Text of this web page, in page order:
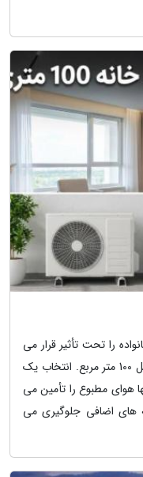
را تحت تأثیر قرار می
دهد؛ به ویژه در خانه های با متراژ میانه مثل 100 متر مربع. انتخاب یک
100 متری نه تنها هوای مطبوع را تأمین می
های اضافی جلوگیری می